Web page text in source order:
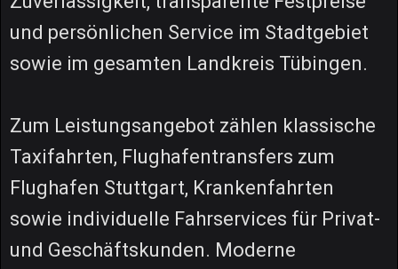
und persönlichen Service im Stadtgebiet
sowie im gesamten Landkreis Tübingen.
Zum Leistungsangebot zählen klassische
Taxifahrten, Flughafentransfers zum
Flughafen Stuttgart, Krankenfahrten
sowie individuelle Fahrservices für Privat-
und Geschäftskunden. Moderne